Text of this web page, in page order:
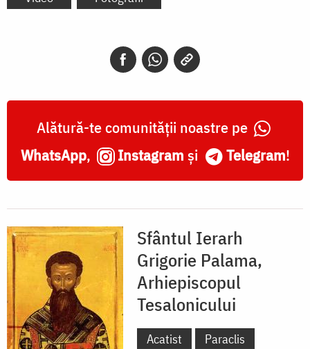
Alătură-te comunității noastre pe
WhatsApp, Instagram și Telegram!
Sfântul Ierarh
Grigorie Palama,
Arhiepiscopul
Tesalonicului
Acatist
Paraclis